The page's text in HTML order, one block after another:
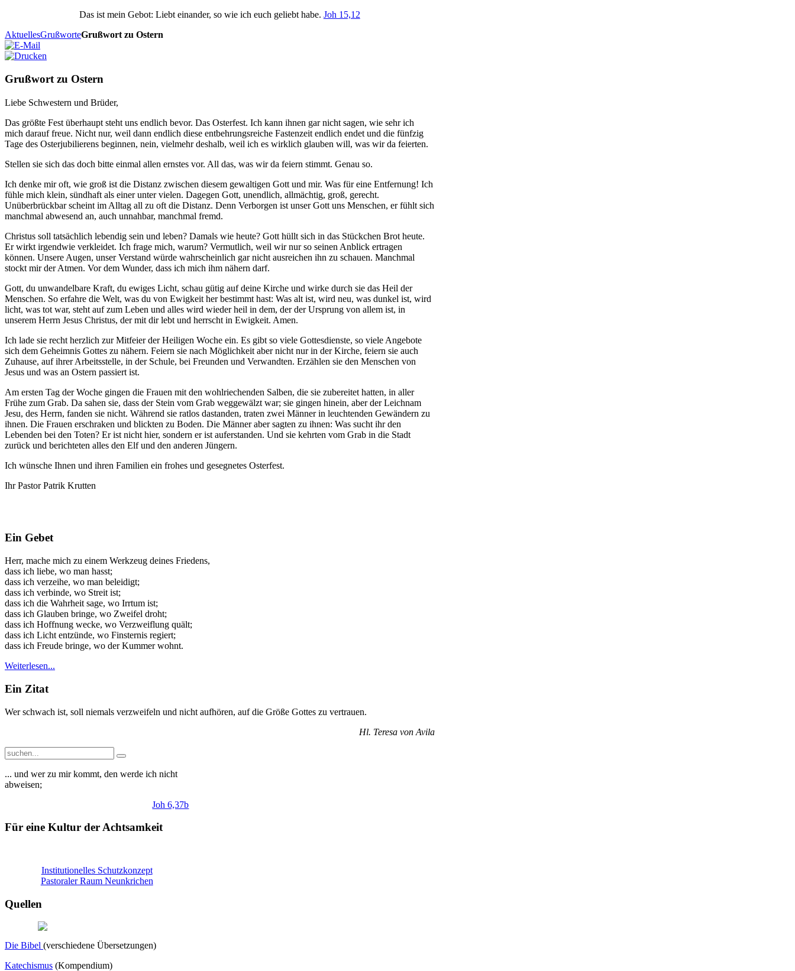
Das ist mein Gebot: Liebt einander, so wie ich euch geliebt habe. Joh 15,12
AktuellesGrußworteGrußwort zu Ostern
Grußwort zu Ostern
Liebe Schwestern und Brüder,
Das größte Fest überhaupt steht uns endlich bevor. Das Osterfest. Ich kann ihnen gar nicht sagen, wie sehr ich
mich darauf freue. Nicht nur, weil dann endlich diese entbehrungsreiche Fastenzeit endlich endet und die fünfzig
Tage des Osterjubilierens beginnen, nein, vielmehr deshalb, weil ich es wirklich glauben will, was wir da feierten.
Stellen sie sich das doch bitte einmal allen ernstes vor. All das, was wir da feiern stimmt. Genau so.
Ich denke mir oft, wie groß ist die Distanz zwischen diesem gewaltigen Gott und mir. Was für eine Entfernung! Ich
fühle mich klein, sündhaft als einer unter vielen. Dagegen Gott, unendlich, allmächtig, groß, gerecht.
Unüberbrückbar scheint im Alltag all zu oft die Distanz. Denn Verborgen ist unser Gott uns Menschen, er fühlt sich
manchmal abwesend an, auch unnahbar, manchmal fremd.
Christus soll tatsächlich lebendig sein und leben? Damals wie heute? Gott hüllt sich in das Stückchen Brot heute.
Er wirkt irgendwie verkleidet. Ich frage mich, warum? Vermutlich, weil wir nur so seinen Anblick ertragen
können. Unsere Augen, unser Verstand würde wahrscheinlich gar nicht ausreichen ihn zu schauen. Manchmal
stockt mir der Atmen. Vor dem Wunder, dass ich mich ihm nähern darf.
Gott, du unwandelbare Kraft, du ewiges Licht, schau gütig auf deine Kirche und wirke durch sie das Heil der
Menschen. So erfahre die Welt, was du von Ewigkeit her bestimmt hast: Was alt ist, wird neu, was dunkel ist, wird
licht, was tot war, steht auf zum Leben und alles wird wieder heil in dem, der der Ursprung von allem ist, in
unserem Herrn Jesus Christus, der mit dir lebt und herrscht in Ewigkeit. Amen.
Ich lade sie recht herzlich zur Mitfeier der Heiligen Woche ein. Es gibt so viele Gottesdienste, so viele Angebote
sich dem Geheimnis Gottes zu nähern. Feiern sie nach Möglichkeit aber nicht nur in der Kirche, feiern sie auch
Zuhause, auf ihrer Arbeitsstelle, in der Schule, bei Freunden und Verwandten. Erzählen sie den Menschen von
Jesus und was an Ostern passiert ist.
Am ersten Tag der Woche gingen die Frauen mit den wohlriechenden Salben, die sie zubereitet hatten, in aller
Frühe zum Grab. Da sahen sie, dass der Stein vom Grab weggewälzt war; sie gingen hinein, aber der Leichnam
Jesu, des Herrn, fanden sie nicht. Während sie ratlos dastanden, traten zwei Männer in leuchtenden Gewändern zu
ihnen. Die Frauen erschraken und blickten zu Boden. Die Männer aber sagten zu ihnen: Was sucht ihr den
Lebenden bei den Toten? Er ist nicht hier, sondern er ist auferstanden. Und sie kehrten vom Grab in die Stadt
zurück und berichteten alles den Elf und den anderen Jüngern.
Ich wünsche Ihnen und ihren Familien ein frohes und gesegnetes Osterfest.
Ihr Pastor Patrik Krutten
Ein Gebet
Herr, mache mich zu einem Werkzeug deines Friedens,
dass ich liebe, wo man hasst;
dass ich verzeihe, wo man beleidigt;
dass ich verbinde, wo Streit ist;
dass ich die Wahrheit sage, wo Irrtum ist;
dass ich Glauben bringe, wo Zweifel droht;
dass ich Hoffnung wecke, wo Verzweiflung quält;
dass ich Licht entzünde, wo Finsternis regiert;
dass ich Freude bringe, wo der Kummer wohnt.
Weiterlesen...
Ein Zitat
Wer schwach ist, soll niemals verzweifeln und nicht aufhören, auf die Größe Gottes zu vertrauen.
Hl. Teresa von Avila
... und wer zu mir kommt, den werde ich nicht
abweisen;
Joh 6,37b
Für eine Kultur der Achtsamkeit
Institutionelles Schutzkonzept
Pastoraler Raum Neunkrichen
Quellen
Die Bibel (verschiedene Übersetzungen)
Katechismus (Kompendium)